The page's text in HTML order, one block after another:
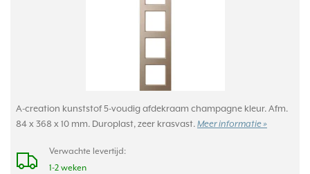
A-creation kunststof 5-voudig afdekraam champagne kleur. Afm.
84 x 368 x 10 mm. Duroplast, zeer krasvast. Meer informatie »
Verwachte levertijd:
1-2 weken